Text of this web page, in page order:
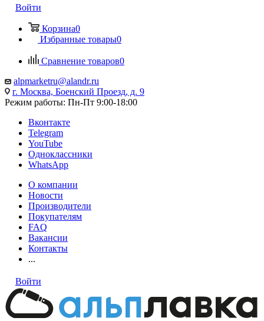
Войти
Корзина0
Избранные товары0
Сравнение товаров0
alpmarketru@alandr.ru
г. Москва, Боенский Проезд, д. 9
Режим работы: Пн-Пт 9:00-18:00
Вконтакте
Telegram
YouTube
Одноклассники
WhatsApp
О компании
Новости
Производители
Покупателям
FAQ
Вакансии
Контакты
...
Войти